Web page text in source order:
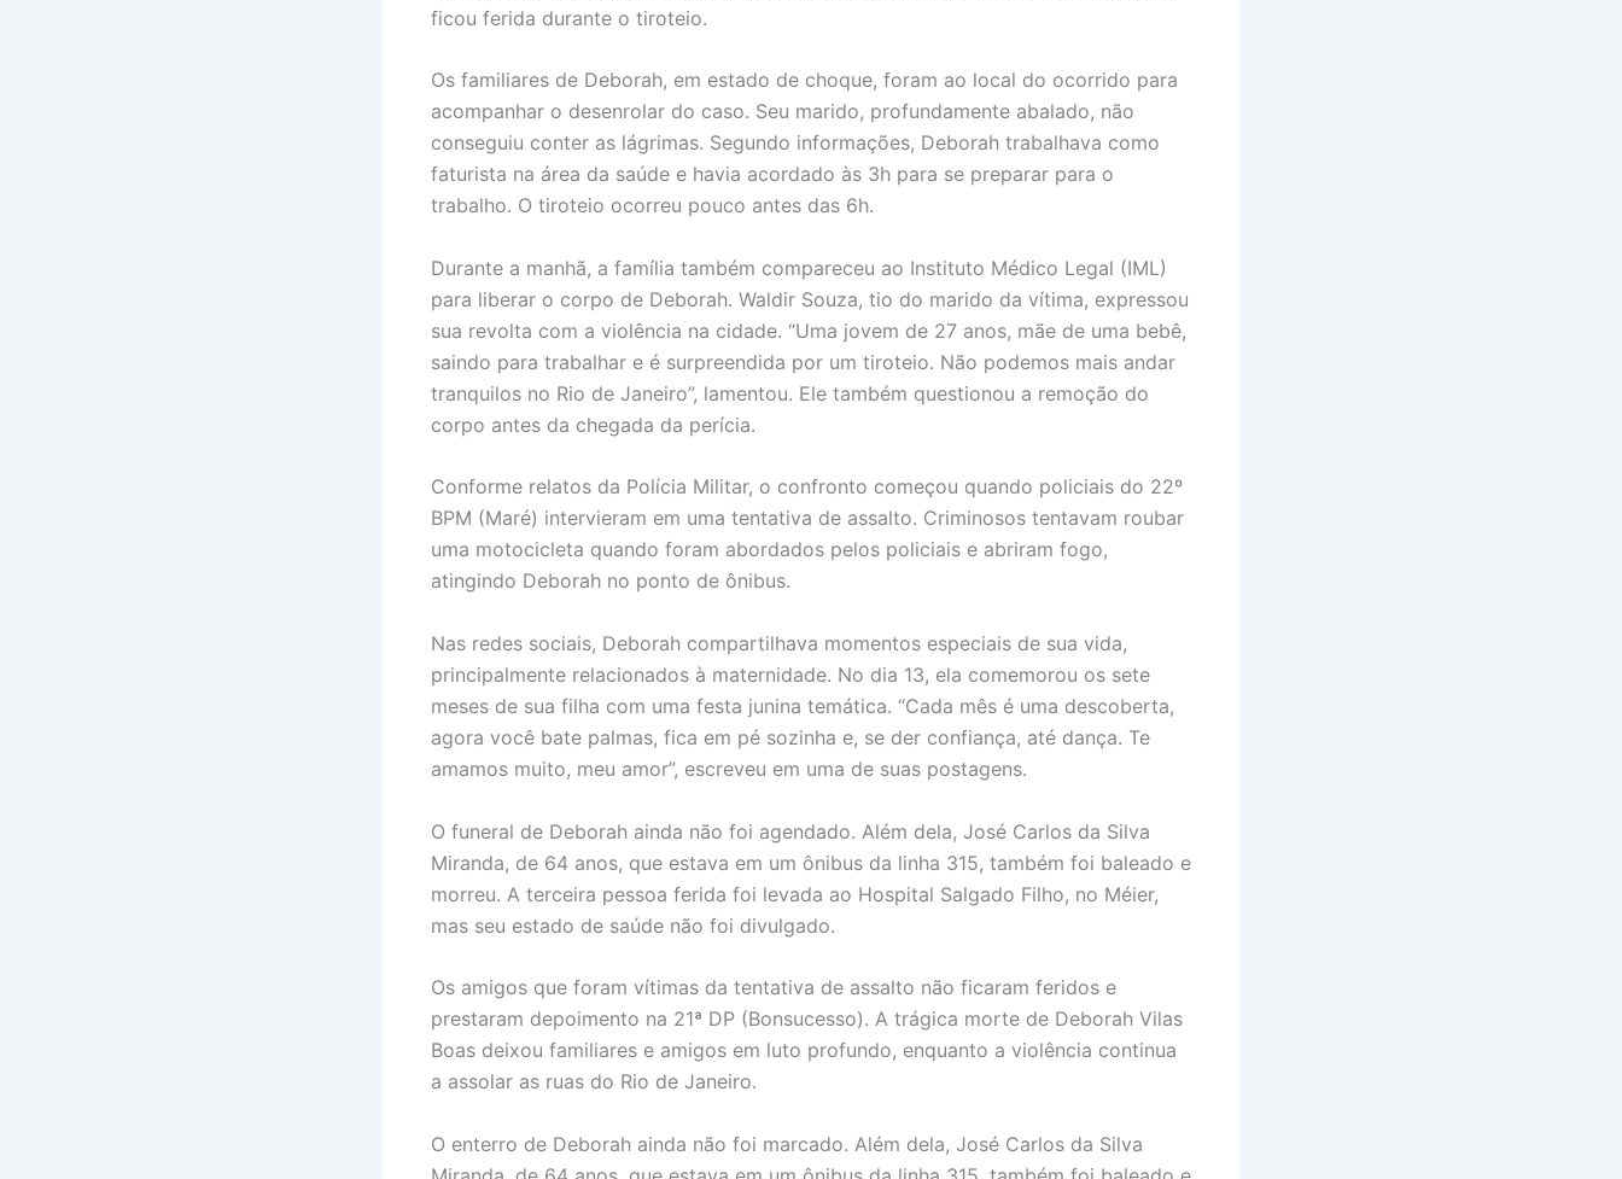
ficou ferida durante o tiroteio.
Os familiares de Deborah, em estado de choque, foram ao local do ocorrido para
acompanhar o desenrolar do caso. Seu marido, profundamente abalado, não
conseguiu conter as lágrimas. Segundo informações, Deborah trabalhava como
faturista na área da saúde e havia acordado às 3h para se preparar para o
trabalho. O tiroteio ocorreu pouco antes das 6h.
Durante a manhã, a família também compareceu ao Instituto Médico Legal (IML)
para liberar o corpo de Deborah. Waldir Souza, tio do marido da vítima, expressou
sua revolta com a violência na cidade. “Uma jovem de 27 anos, mãe de uma bebê,
saindo para trabalhar e é surpreendida por um tiroteio. Não podemos mais andar
tranquilos no Rio de Janeiro”, lamentou. Ele também questionou a remoção do
corpo antes da chegada da perícia.
Conforme relatos da Polícia Militar, o confronto começou quando policiais do 22º
BPM (Maré) intervieram em uma tentativa de assalto. Criminosos tentavam roubar
uma motocicleta quando foram abordados pelos policiais e abriram fogo,
atingindo Deborah no ponto de ônibus.
Nas redes sociais, Deborah compartilhava momentos especiais de sua vida,
principalmente relacionados à maternidade. No dia 13, ela comemorou os sete
meses de sua filha com uma festa junina temática. “Cada mês é uma descoberta,
agora você bate palmas, fica em pé sozinha e, se der confiança, até dança. Te
amamos muito, meu amor”, escreveu em uma de suas postagens.
O funeral de Deborah ainda não foi agendado. Além dela, José Carlos da Silva
Miranda, de 64 anos, que estava em um ônibus da linha 315, também foi baleado e
morreu. A terceira pessoa ferida foi levada ao Hospital Salgado Filho, no Méier,
mas seu estado de saúde não foi divulgado.
Os amigos que foram vítimas da tentativa de assalto não ficaram feridos e
prestaram depoimento na 21ª DP (Bonsucesso). A trágica morte de Deborah Vilas
Boas deixou familiares e amigos em luto profundo, enquanto a violência continua
a assolar as ruas do Rio de Janeiro.
O enterro de Deborah ainda não foi marcado. Além dela, José Carlos da Silva